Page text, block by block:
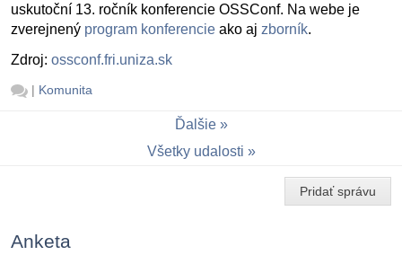
uskutoční 13. ročník konferencie OSSConf. Na webe je
zverejnený program konferencie ako aj zborník.
Zdroj: ossconf.fri.uniza.sk
| Komunita
Ďalšie
Všetky udalosti
Pridať správu
Anketa